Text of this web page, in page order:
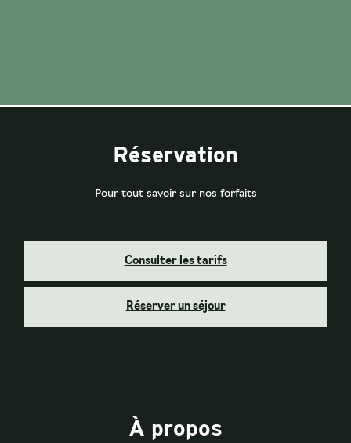
Réservation
Pour tout savoir sur nos forfaits
Consulter les tarifs
Réserver un séjour
À propos